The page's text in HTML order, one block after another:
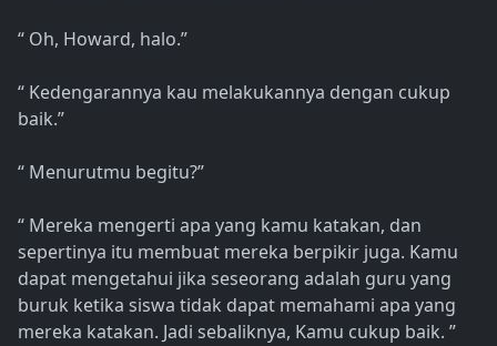
“ Oh, Howard, halo.”
“ Kedengarannya kau melakukannya dengan cukup
baik.”
“ Menurutmu begitu?”
“ Mereka mengerti apa yang kamu katakan, dan
sepertinya itu membuat mereka berpikir juga. Kamu
dapat mengetahui jika seseorang adalah guru yang
buruk ketika siswa tidak dapat memahami apa yang
mereka katakan. Jadi sebaliknya, Kamu cukup baik. ”